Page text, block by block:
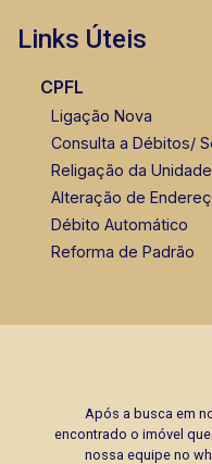
Links Úteis
CPFL
Ligação Nova
Consulta a Débitos/
Religação da Unidade
Alteração de
Débito Automático
Reforma de Padrão
Após a busca em
encontrado o imóvel
nossa equipe no